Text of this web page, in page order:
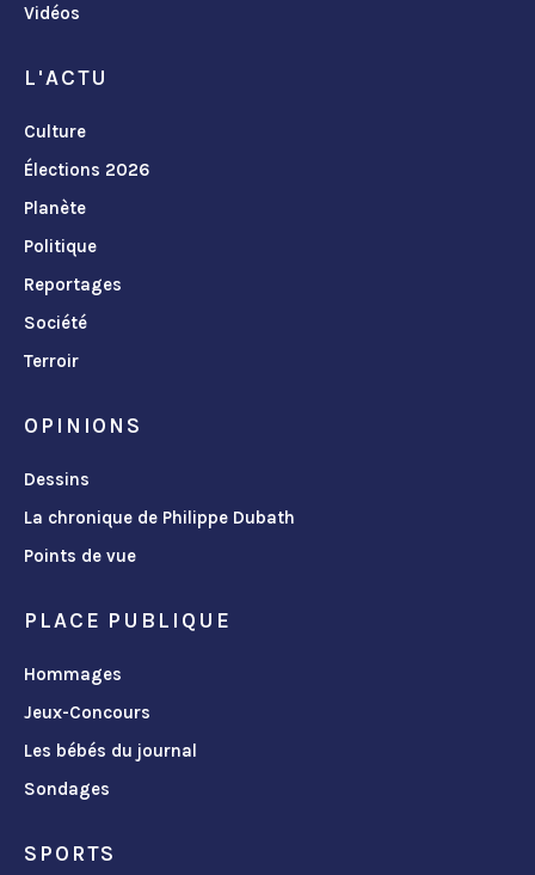
Vidéos
L'ACTU
Culture
Élections 2026
Planète
Politique
Reportages
Société
Terroir
OPINIONS
Dessins
La chronique de Philippe Dubath
Points de vue
PLACE PUBLIQUE
Hommages
Jeux-Concours
Les bébés du journal
Sondages
SPORTS